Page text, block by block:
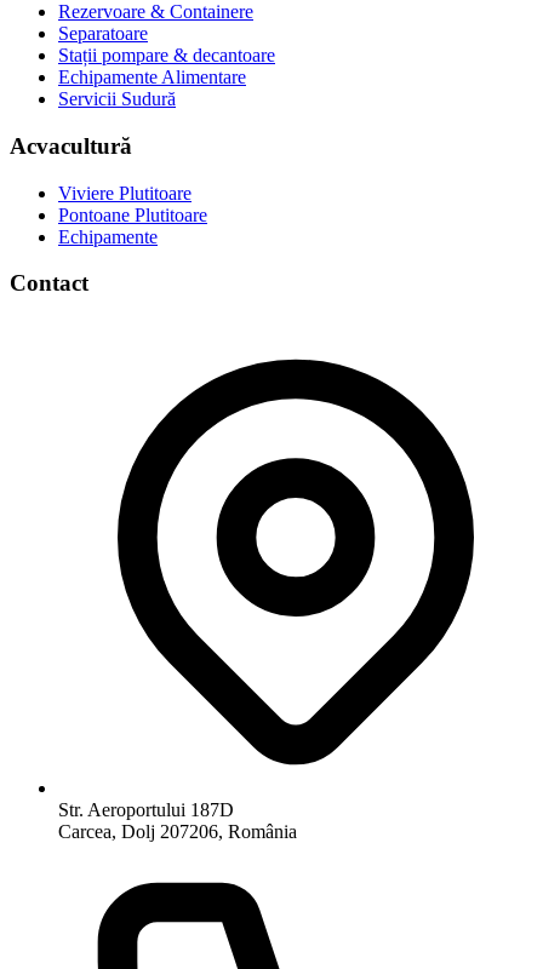
Rezervoare & Containere
Separatoare
Stații pompare & decantoare
Echipamente Alimentare
Servicii Sudură
Acvacultură
Viviere Plutitoare
Pontoane Plutitoare
Echipamente
Contact
Str. Aeroportului 187D
Carcea, Dolj 207206, România